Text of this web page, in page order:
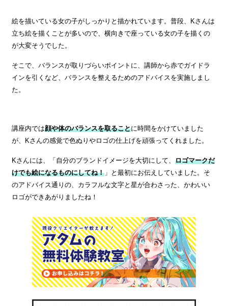
絵を描いている女の子がしっかりと描かれています。普段、Kさんは
立ち絵を描くことが多いので、横向きで座っている女の子を描くの
が大変そうでした。
そこで、バランスが取りづらいポイントに、講師から赤でガイドラ
インを引くなど、バランスを整えるためのアドバイスを実施しまし
た。
講座内では顔や体のバランスを取ることに時間をかけていました
が、Kさんの感覚で色ぬりやロゴの仕上げを頑張ってくれました。
Kさんには、「自分のブランドイメージを大切にして、 ロゴマークだ
けでも絵になるものにしてね！ 」と最初にお伝えしていました。そ
のアドバイス通りの、カラフルな文字と星が合わさった、かわいい
ロゴができあがりましたね！